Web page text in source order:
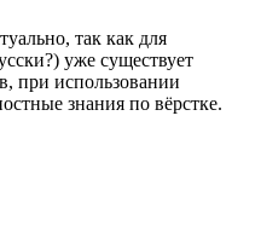
так как для
уже существует
при использовании
знания по вёрстке.